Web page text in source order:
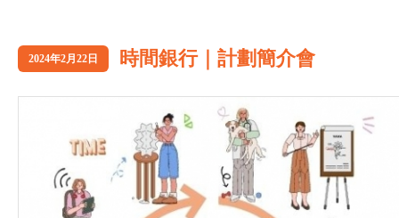
2024年2月22日 時間銀行｜計劃簡介會